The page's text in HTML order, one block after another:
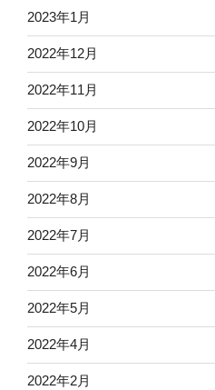
2023年1月
2022年12月
2022年11月
2022年10月
2022年9月
2022年8月
2022年7月
2022年6月
2022年5月
2022年4月
2022年2月